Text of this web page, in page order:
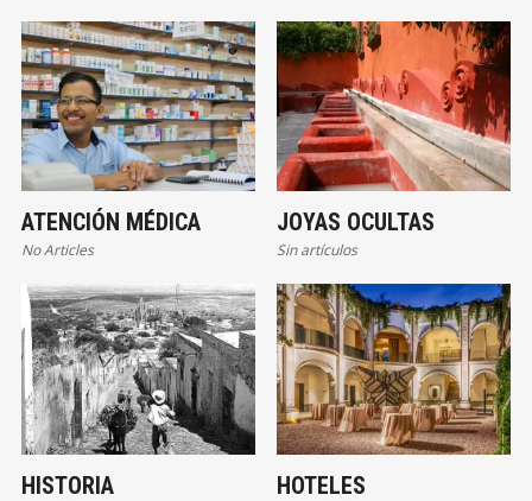
ATENCIÓN MÉDICA
No Articles
JOYAS OCULTAS
Sin artículos
HISTORIA HOTELES